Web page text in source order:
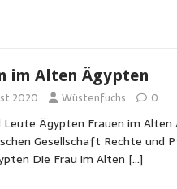
im Alten Ägypten
2020 Wüstenfuchs 0
Leute Ägypten Frauen im
Gesellschaft Rechte und
Die Frau im Alten […]